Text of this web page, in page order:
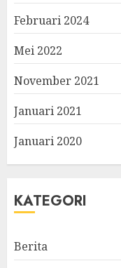
Februari 2024
Mei 2022
November 2021
Januari 2021
Januari 2020
KATEGORI
Berita